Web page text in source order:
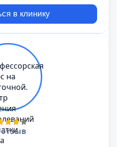
в клинику
отзыв